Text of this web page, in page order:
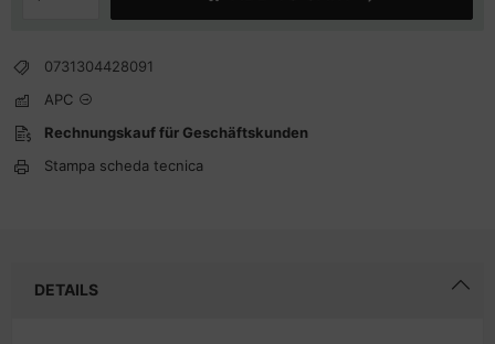
0731304428091
APC
Rechnungskauf für Geschäftskunden
Stampa scheda tecnica
DETAILS